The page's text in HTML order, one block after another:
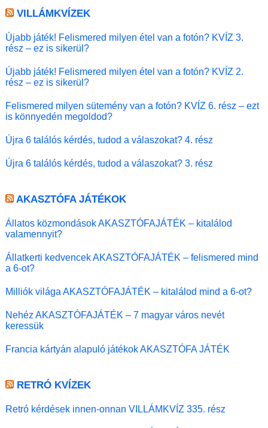
VILLÁMKVÍZEK
Újabb játék! Felismered milyen étel van a fotón? KVÍZ 3.
rész – ez is sikerül?
Újabb játék! Felismered milyen étel van a fotón? KVÍZ 2.
rész – ez is sikerül?
Felismered milyen sütemény van a fotón? KVÍZ 6. rész – ezt
is könnyedén megoldod?
Újra 6 találós kérdés, tudod a válaszokat? 4. rész
Újra 6 találós kérdés, tudod a válaszokat? 3. rész
AKASZTÓFA JÁTÉKOK
Állatos közmondások AKASZTÓFAJÁTÉK – kitalálod
valamennyit?
Állatkerti kedvencek AKASZTÓFAJÁTÉK – felismered mind
a 6-ot?
Milliók világa AKASZTÓFAJÁTÉK – kitalálod mind a 6-ot?
Nehéz AKASZTÓFAJÁTÉK – 7 magyar város nevét
keressük
Francia kártyán alapuló játékok AKASZTÓFA JÁTÉK
RETRÓ KVÍZEK
Retró kérdések innen-onnan VILLÁMKVÍZ 335. rész